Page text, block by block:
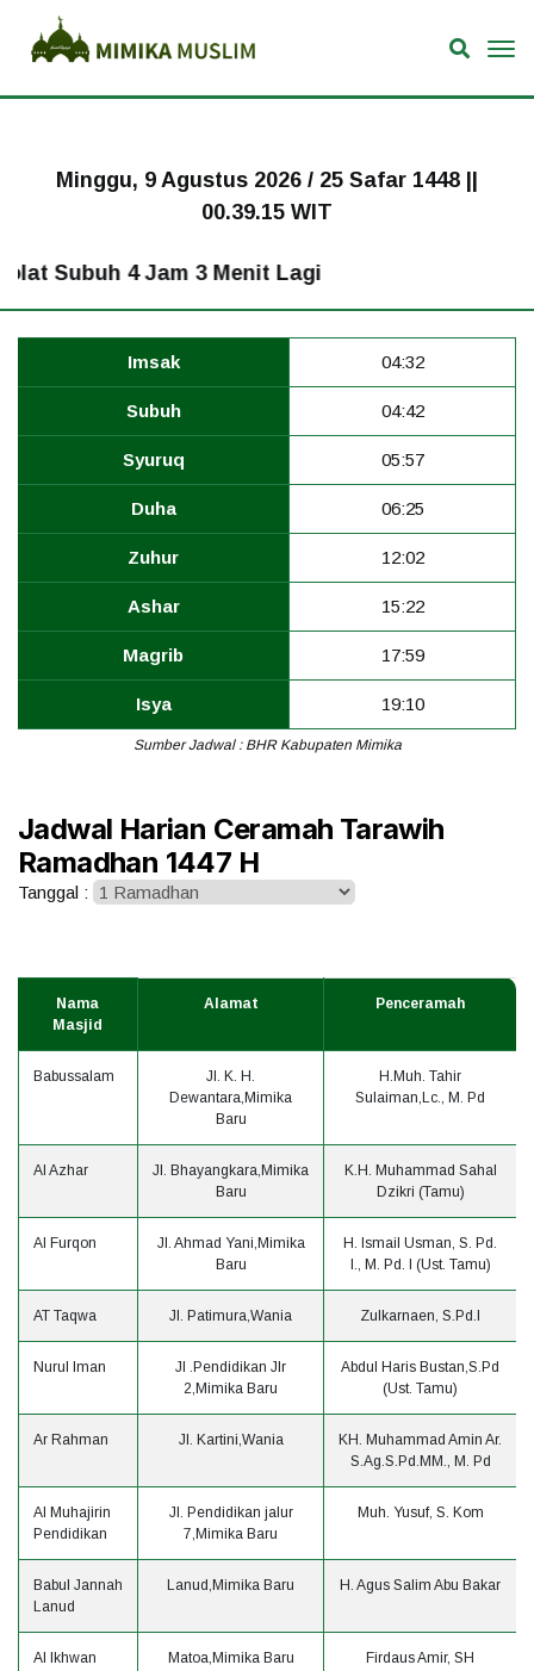
Minggu, 9 Agustus 2026 / 25 Safar 1448 ||
00.39.15 WIT
Subuh 4 Jam 3 Menit Lagi
Imsak 04:32
Subuh 04:42
Syuruq 05:57
Duha 06:25
Zuhur 12:02
Ashar 15:22
Magrib 17:59
Isya 19:10
Sumber Jadwal : BHR Kabupaten Mimika
Jadwal Harian Ceramah Tarawih
Ramadhan 1447 H
Tanggal :
Nama
Masjid
Alamat Penceramah
Babussalam
Jl. K. H.
Dewantara,Mimika
Baru
H.Muh. Tahir
Sulaiman,Lc., M. Pd
Al Azhar
Jl. Bhayangkara,Mimika
Baru
K.H. Muhammad Sahal
Dzikri (Tamu)
Al Furqon
Jl. Ahmad Yani,Mimika
Baru
H. Ismail Usman, S. Pd.
I., M. Pd. I (Ust. Tamu)
AT Taqwa Jl. Patimura,Wania Zulkarnaen, S.Pd.I
Nurul Iman
Jl .Pendidikan Jlr
2,Mimika Baru
Abdul Haris Bustan,S.Pd
(Ust. Tamu)
Ar Rahman Jl. Kartini,Wania
KH. Muhammad Amin Ar.
S.Ag.S.Pd.MM., M. Pd
Al Muhajirin
Pendidikan
Jl. Pendidikan jalur
7,Mimika Baru
Muh. Yusuf, S. Kom
Babul Jannah
Lanud
Lanud,Mimika Baru H. Agus Salim Abu Bakar
Al Ikhwan Matoa,Mimika Baru Firdaus Amir, SH